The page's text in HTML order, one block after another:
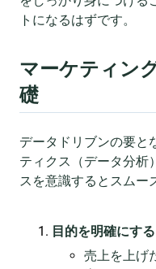
トになるはずです。
マーケティン
礎
データドリブンの要と
ティクス（データ分析
スを意識するとスムー
目的を明確にする
売上を上げ